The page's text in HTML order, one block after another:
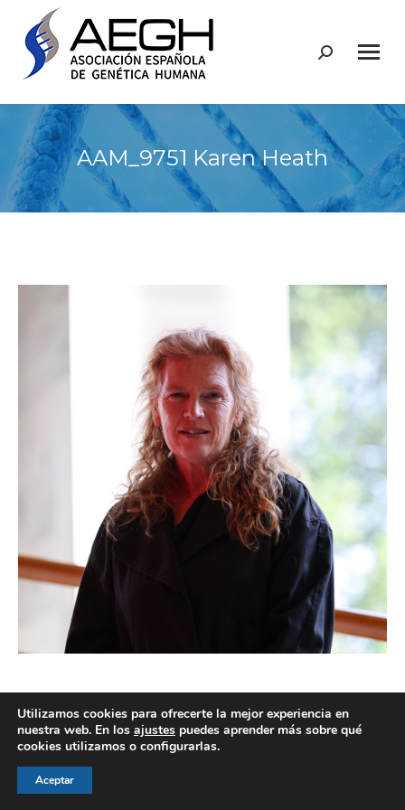
Buscar:
AAM_9751 Karen Heath
© AEGH - Todos los derechos reservados
Aviso legal
Utilizamos cookies para ofrecerte la mejor experiencia en
nuestra web. En los ajustes puedes aprender más sobre qué
cookies utilizamos o configurarlas.
Aceptar